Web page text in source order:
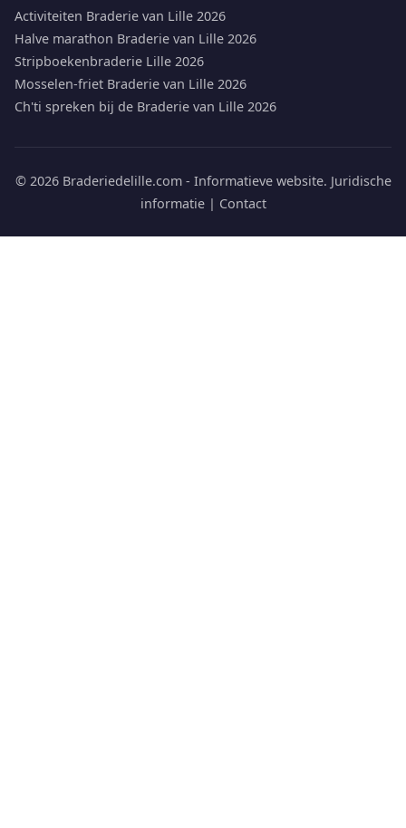
Activiteiten Braderie van Lille 2026
Halve marathon Braderie van Lille 2026
Stripboekenbraderie Lille 2026
Mosselen-friet Braderie van Lille 2026
Ch'ti spreken bij de Braderie van Lille 2026
© 2026 Braderiedelille.com - Informatieve website. Juridische
informatie| Contact